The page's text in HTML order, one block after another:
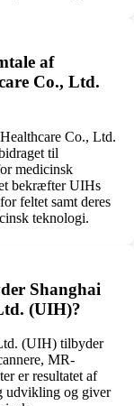
af
Co., Ltd.
Co., Ltd.
til
medicinsk
bekræfter UIHs
feltet samt deres
teknologi.
Shanghai
(UIH)?
(UIH) tilbyder
MR-
er resultatet af
udvikling og giver